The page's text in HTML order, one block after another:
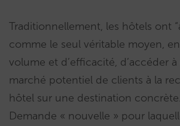
Traditionnellement, les hôtels ont
comme le seul véritable moyen,
volume et d’efficacité, d’accéder
marché potentiel de clients à la
hôtel sur une destination concrète.
Demande « nouvelle » pour